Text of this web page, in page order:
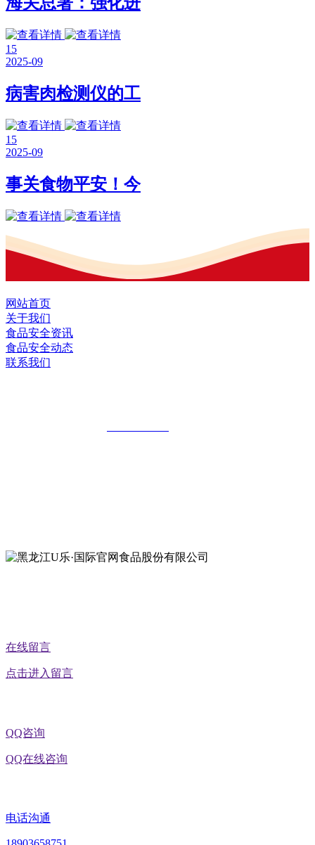
15
2025-09
病害肉检测仪的工
15
2025-09
事关食物平安！今
网站首页
关于我们
食品安全资讯
食品安全动态
联系我们
在线留言
点击进入留言
QQ咨询
QQ在线咨询
电话沟通